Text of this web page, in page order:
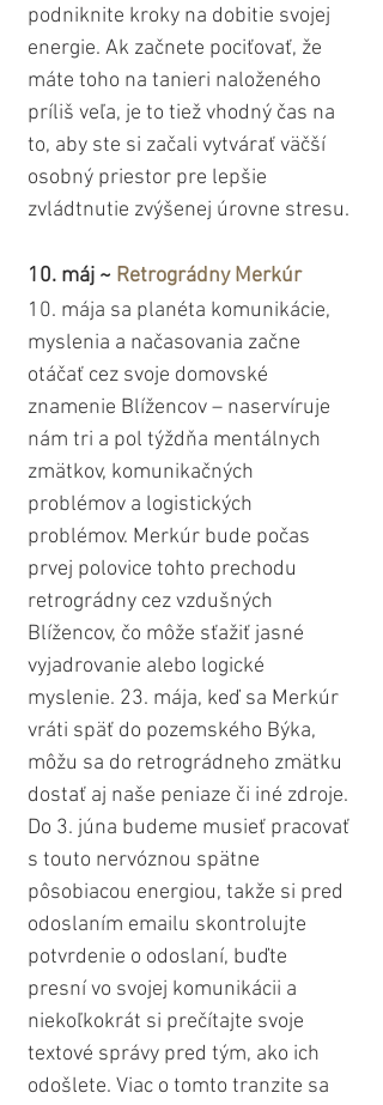
podniknite kroky na dobitie svojej
energie. Ak začnete pociťovať, že
máte toho na tanieri naloženého
príliš veľa, je to tiež vhodný čas na
to, aby ste si začali vytvárať väčší
osobný priestor pre lepšie
zvládtnutie zvýšenej úrovne stresu.
10. máj ~ Retrográdny Merkúr
10. mája sa planéta komunikácie,
myslenia a načasovania začne
otáčať cez svoje domovské
znamenie Blížencov – naservíruje
nám tri a pol týždňa mentálnych
zmätkov, komunikačných
problémov a logistických
problémov. Merkúr bude počas
prvej polovice tohto prechodu
retrográdny cez vzdušných
Blížencov, čo môže sťažiť jasné
vyjadrovanie alebo logické
myslenie. 23. mája, keď sa Merkúr
vráti späť do pozemského Býka,
môžu sa do retrográdneho zmätku
dostať aj naše peniaze či iné zdroje.
Do 3. júna budeme musieť pracovať
s touto nervóznou spätne
pôsobiacou energiou, takže si pred
odoslaním emailu skontrolujte
potvrdenie o odoslaní, buďte
presní vo svojej komunikácii a
niekoľkokrát si prečítajte svoje
textové správy pred tým, ako ich
odošlete. Viac o tomto tranzite sa